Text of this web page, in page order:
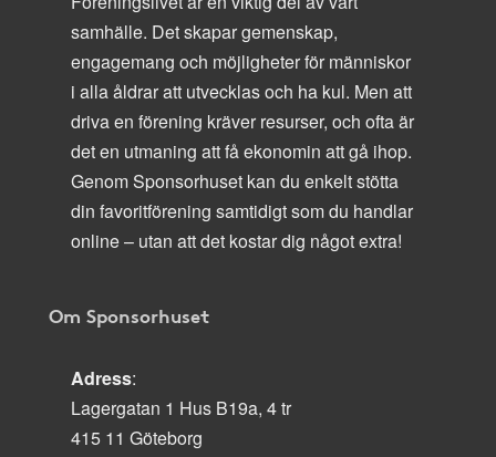
samhälle. Det skapar gemenskap,
engagemang och möjligheter för människor
i alla åldrar att utvecklas och ha kul. Men att
driva en förening kräver resurser, och ofta är
det en utmaning att få ekonomin att gå ihop.
Genom Sponsorhuset kan du enkelt stötta
din favoritförening samtidigt som du handlar
online – utan att det kostar dig något extra!
Om Sponsorhuset
Adress:
Lagergatan 1 Hus B19a, 4 tr
415 11 Göteborg